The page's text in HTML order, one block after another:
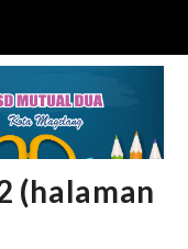
(halaman